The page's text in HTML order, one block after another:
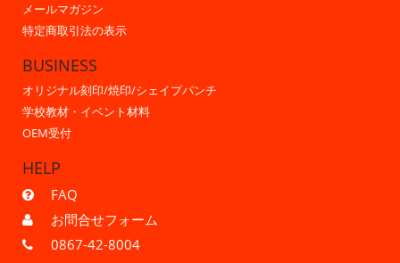
メールマガジン
特定商取引法の表示
BUSINESS
オリジナル刻印/焼印/シェイプパンチ
学校教材・イベント材料
OEM受付
HELP
FAQ
お問合せフォーム
0867-42-8004